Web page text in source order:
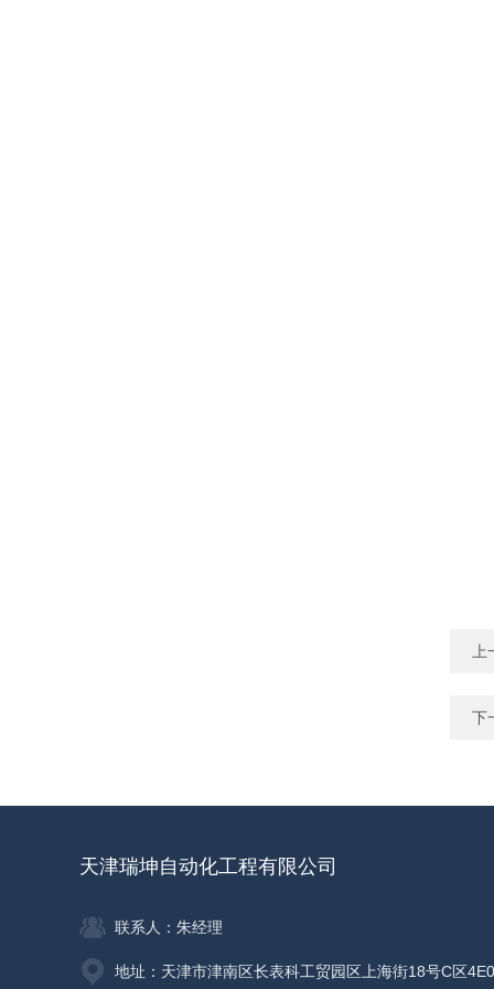
下
天津瑞坤自动化工程有限公司
联系人：朱经理
地址：天津市津南区长表科工贸园区上海街18号C区